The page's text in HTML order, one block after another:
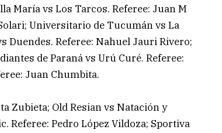
María vs Los Tarcos. Referee: Juan M
Universitario de Tucumán vs La
Duendes. Referee: Nahuel Jauri Rivero;
de Paraná vs Urú Curé. Referee:
Juan Chumbita.
Zubieta; Old Resian vs Natación y
Referee: Pedro López Vildoza; Sportiva